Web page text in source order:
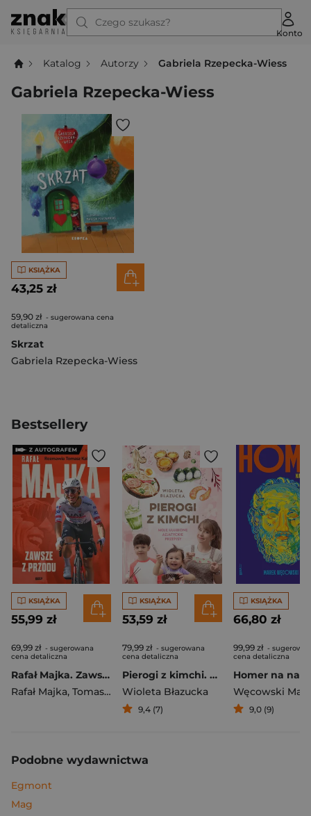
Czego szukasz?
Konto
Katalog Autorzy Gabriela Rzepecka-Wiess
Gabriela Rzepecka-Wiess
KSIĄŻKA
43,25 zł
59,90 zł - sugerowana cena
detaliczna
Skrzat
Gabriela Rzepecka-Wiess
Bestsellery
KSIĄŻKA
55,99 zł
69,99 zł - sugerowana
cena detaliczna
Rafał Majka. Zawsze z przodu. Rozmawia Tomasz Kalemba - książka z autografem
Rafał Majka, Tomasz Kalemba
KSIĄŻKA
53,59 zł
79,99 zł - sugerowana
cena detaliczna
Pierogi z kimchi. Moje ulubione azjatyckie przepisy
Wioleta Błazucka
9,4 (7)
KSIĄŻKA
66,80 zł
99,99 zł -
cena detaliczna
Węcowski
9,0 (9)
Podobne wydawnictwa
Egmont
Mag